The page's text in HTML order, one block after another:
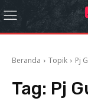
Beranda Topik Pj
Tag: Pj